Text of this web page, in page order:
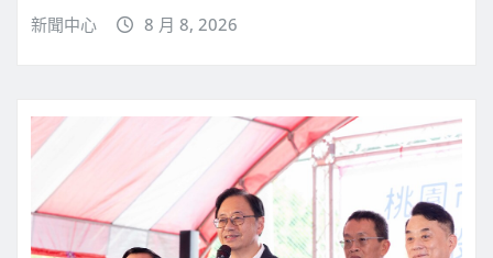
新聞中心 8 月 8, 2026